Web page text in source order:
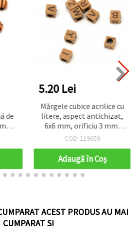
de
50
5.20 Lei
Mărgele cubice acrilice cu
litere, aspect antichizat,
6x6 mm, orificiu 3 mm,
maro închis, 50 g (~300
COD: 119659
Adaugă în Coş
ACEST PRODUS AU MAI
CUMPARAT SI